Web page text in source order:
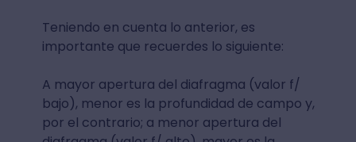
Teniendo en cuenta lo anterior, es
importante que recuerdes lo siguiente:
A mayor apertura del diafragma (valor f/
bajo), menor es la profundidad de campo y,
por el contrario; a menor apertura del